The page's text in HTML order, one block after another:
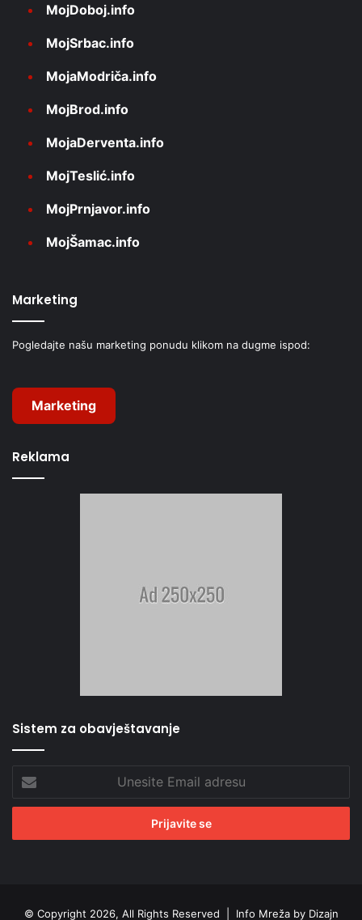
MojDoboj.info
MojSrbac.info
MojaModriča.info
MojBrod.info
MojaDerventa.info
MojTeslić.info
MojPrnjavor.info
MojŠamac.info
Marketing
Pogledajte našu marketing ponudu klikom na dugme ispod:
Marketing
Reklama
Sistem za obavještavanje
Email
adresu
© Copyright 2026, All Rights Reserved | Info Mreža by Dizajn